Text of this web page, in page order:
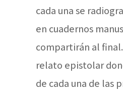
cada una se
en cuadernos
compartirán al
relato epistolar
de cada una de las